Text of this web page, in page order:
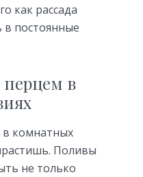
как рассада
в постоянные
перцем в
в комнатных
Поливы
не только